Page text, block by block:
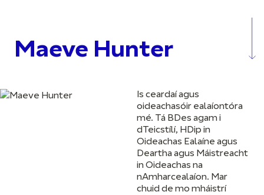
Maeve Hunter
Is ceardaí agus
oideachasóir ealaíontóra
mé. Tá BDes agam i
dTeicstílí, HDip in
Oideachas Ealaíne agus
Deartha agus Máistreacht
in Oideachas na
nAmharcealaíon. Mar
chuid de mo mháistrí